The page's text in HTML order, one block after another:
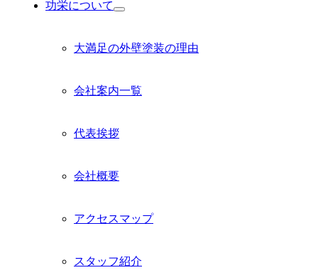
功栄について
サ
ニ
を
大満足の外壁塗装の理由
会社案内一覧
代表挨拶
会社概要
アクセスマップ
スタッフ紹介